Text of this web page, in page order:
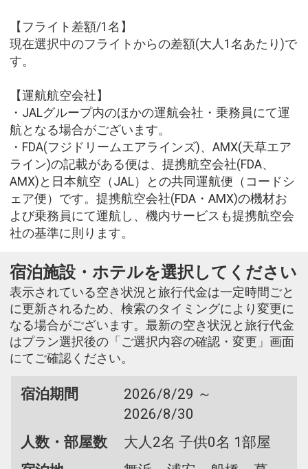
【フライト差額/1名】
現在選択中のフライトからの差額(大人1名あたり)で
す。
【運航航空会社】
・JALグループ内のほかの運航会社・乗務員にて運
航となる場合がございます。
・FDA(フジドリームエアラインズ)、AMX(天草エア
ライン)の記載がある便は、提携航空会社(FDA、
AMX)と日本航空（JAL）との共同運航便（コードシ
ェア便）です。提携航空会社(FDA・AMX)の機材お
よび乗務員にて運航し、機内サービスも提携航空会
社の基準に則ります。
宿泊施設・ホテルを選択してください
表示されている空き状況と旅行代金は一定時間ごと
に更新されるため、検索のタイミングにより変更に
なる場合がございます。最新の空き状況と旅行代金
はプラン選択後の「ご選択内容の確認・変更」画面
にてご確認ください。
宿泊期間
2026/8/29 ～
2026/8/30
人数・部屋数
大人2名 子供0名 1部屋